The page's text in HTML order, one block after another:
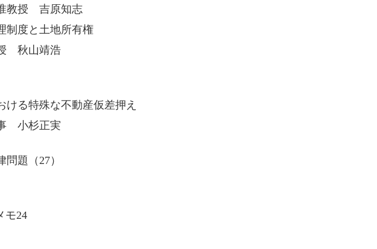
授 吉原知志
制度と土地所有権
秋山靖浩
る特殊な不動産仮差押え
小杉正実
題（27）
モ24